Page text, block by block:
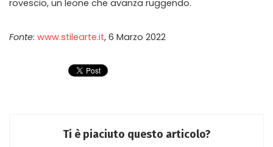
rovescio, un leone che avanza ruggendo.
Fonte: www.stilearte.it, 6 Marzo 2022
Ti è piaciuto questo articolo?